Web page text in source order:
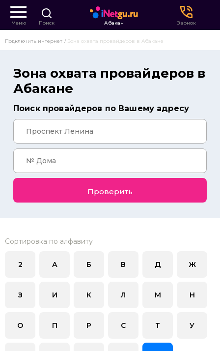
Меню Поиск Абакан Звонок
Подключить интернет Зона охвата провайдеров в Абакане
Зона охвата провайдеров в
Абакане
Поиск провайдеров по Вашему адресу
Проверить
Сортировка по алфавиту
2 А Б В Д Ж
З И К Л М Н
О П Р С Т У